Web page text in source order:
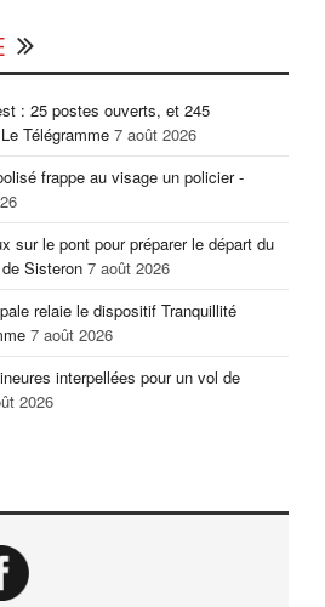
: 25 postes ouverts, et 245
Télégramme 7 août 2026
frappe au visage un policier -
sur le pont pour préparer le départ du
Sisteron 7 août 2026
relaie le dispositif Tranquillité
7 août 2026
interpellées pour un vol de
2026